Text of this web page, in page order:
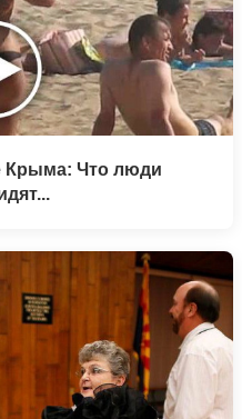
Крыма: Что люди